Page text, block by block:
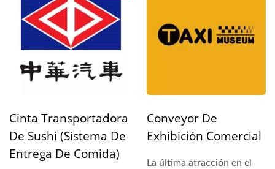
Cinta Transportadora
De Sushi (Sistema De
Entrega De Comida)
Conveyor De
Exhibición Comercial
La última atracción en el